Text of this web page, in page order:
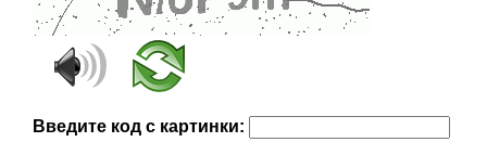
Введите код с картинки: